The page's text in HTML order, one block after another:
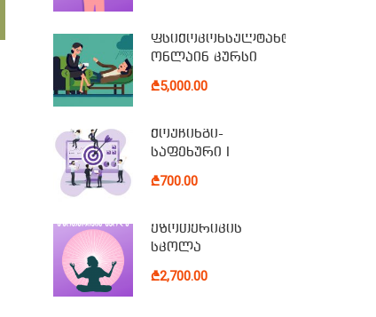
ფსიქოკონსულტანტის
ონლაინ კურსი
₾5,000.00
ქოუჩინგი-
საფეხური I
₾700.00
ეზოთერიკის
სკოლა
₾2,700.00